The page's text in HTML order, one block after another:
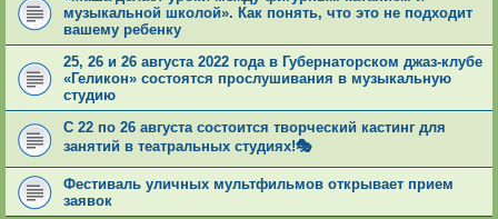
музыкальной школой». Как понять, что это не подходит
вашему ребенку
25, 26 и 26 августа 2022 года в Губернаторском джаз-клубе
«Геликон» состоятся прослушивания в музыкальную
студию
С 22 по 26 августа состоится творческий кастинг для
занятий в театральных студиях!🎭
Фестиваль уличных мультфильмов открывает прием
заявок